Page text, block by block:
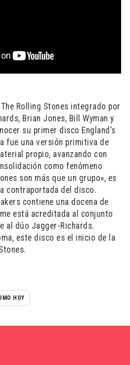
Rolling Stones integrado por
Brian Jones, Bill Wyman y
su primer disco England’s
fue una versión primitiva de
propio, avanzando con
como fenómeno
son más que un grupo», es
contraportada del disco.
contiene una docena de
está acreditada al conjunto
al dúo Jagger-Richards.
este disco es el inicio de la
HOY